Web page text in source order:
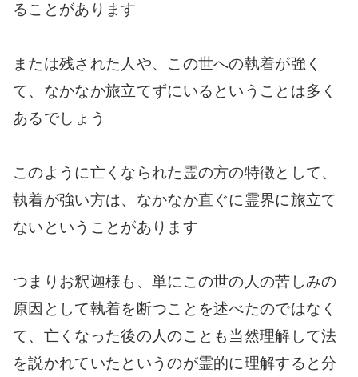
ることがあります
または残された人や、この世への執着が強く
て、なかなか旅立てずにいるということは多く
あるでしょう
このように亡くなられた霊の方の特徴として、
執着が強い方は、なかなか直ぐに霊界に旅立て
ないということがあります
つまりお釈迦様も、単にこの世の人の苦しみの
原因として執着を断つことを述べたのではなく
て、亡くなった後の人のことも当然理解して法
を説かれていたというのが霊的に理解すると分